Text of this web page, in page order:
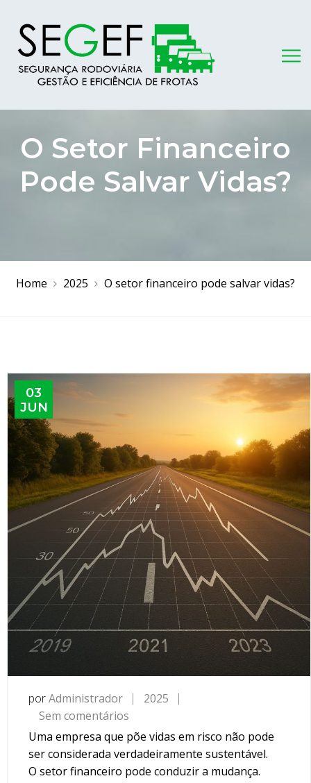
O Setor Financeiro
Pode Salvar Vidas?
Home 2025 O setor financeiro pode salvar vidas?
03
JUN
porAdministrador
2025
Sem comentários
m
O
s
Uma empresa que põe vidas em risco não pode
ser considerada verdadeiramente sustentável.
O setor financeiro pode conduzir a mudança.